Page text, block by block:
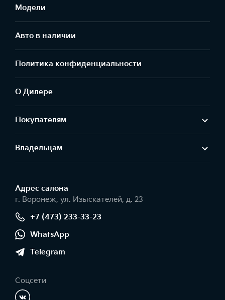
Модели
Авто в наличии
Политика конфиденциальности
О Дилере
Покупателям
Владельцам
Адрес салонa
г. Воронеж, ул. Изыскателей, д. 23
+7 (473) 233-33-23
WhatsApp
Telegram
Соцсети